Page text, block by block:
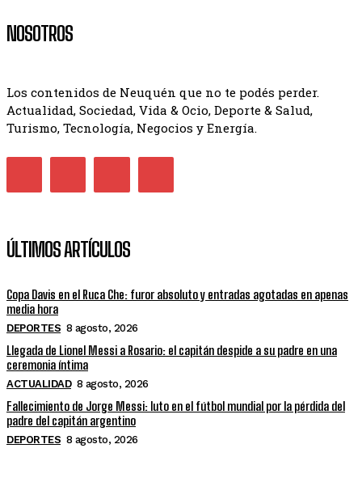
NOSOTROS
Los contenidos de Neuquén que no te podés perder.
Actualidad, Sociedad, Vida & Ocio, Deporte & Salud,
Turismo, Tecnología, Negocios y Energía.
ÚLTIMOS ARTÍCULOS
Copa Davis en el Ruca Che: furor absoluto y entradas agotadas en apenas
media hora
DEPORTES 8 agosto, 2026
Llegada de Lionel Messi a Rosario: el capitán despide a su padre en una
ceremonia íntima
ACTUALIDAD 8 agosto, 2026
Fallecimiento de Jorge Messi: luto en el fútbol mundial por la pérdida del
padre del capitán argentino
DEPORTES 8 agosto, 2026